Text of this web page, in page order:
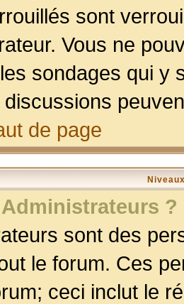
sont
Vous ne
sondages qui y
de page
?
sont des
le forum. Ces
ceci inclut le